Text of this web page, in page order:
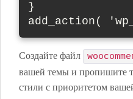
}
add_action(
Создайте файл
вашей темы и пропишите
стили с приоритетом